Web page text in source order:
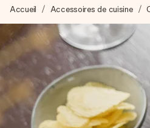
Nous préparons votre cadeau
4,9 (sur la base de +15
Nos cadeaux sont appréciés.
Accueil Accessoires de cuisine